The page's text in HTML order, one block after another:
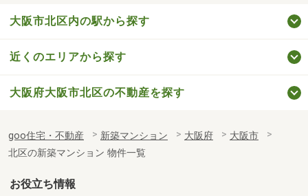
大阪市北区内の駅から探す
近くのエリアから探す
大阪府大阪市北区の不動産を探す
goo住宅・不動産 新築マンション 大阪府
大阪市
北区の新築マンション 物件一覧
お役立ち情報